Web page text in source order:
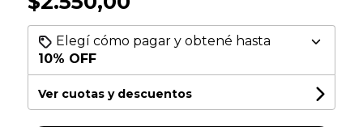
Elegí cómo pagar y obtené hasta
10% OFF
Ver cuotas y descuentos